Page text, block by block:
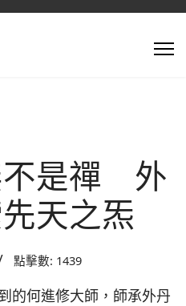
不是禪 外
天之炁
點擊數: 1439
的何進修大師，師承外丹